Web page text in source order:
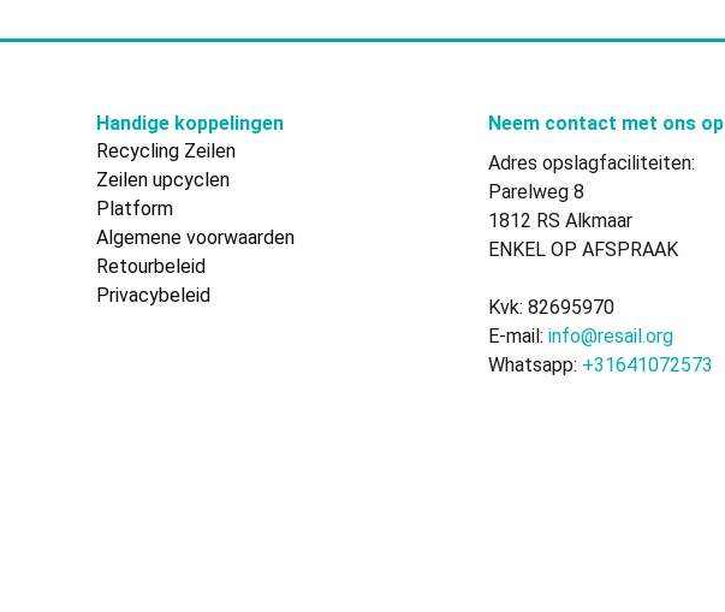
Handige koppelingen
Recycling Zeilen
Zeilen upcyclen
Platform
Algemene voorwaarden
Retourbeleid
Privacybeleid
Neem contact met ons op
Adres opslagfaciliteiten:
Parelweg 8
1812 RS Alkmaar
ENKEL OP AFSPRAAK
Kvk: 82695970
E-mail: info@resail.org
Whatsapp: +31641072573